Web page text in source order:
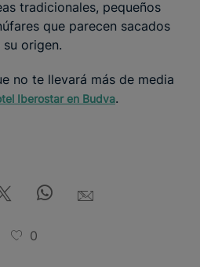
tradicionales, pequeños
que parecen sacados
origen.
no te llevará más de media
Iberostar en Budva.
0